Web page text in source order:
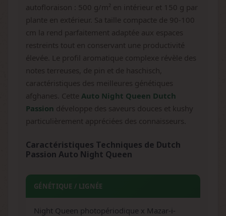
autofloraison : 500 g/m² en intérieur et 150 g par
plante en extérieur. Sa taille compacte de 90-100
cm la rend parfaitement adaptée aux espaces
restreints tout en conservant une productivité
élevée. Le profil aromatique complexe révèle des
notes terreuses, de pin et de haschisch,
caractéristiques des meilleures génétiques
afghanes. Cette Auto Night Queen Dutch
Passion développe des saveurs douces et kushy
particulièrement appréciées des connaisseurs.
Caractéristiques Techniques de Dutch
Passion Auto Night Queen
GÉNÉTIQUE / LIGNÉE
Night Queen photopériodique x Mazar-i-